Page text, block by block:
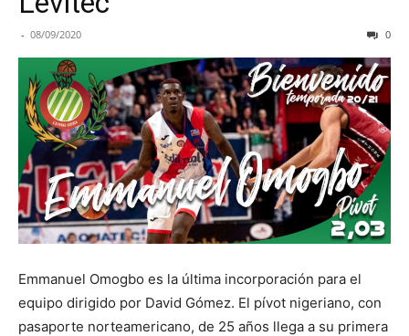
- 08/09/2020 0
Emmanuel Omogbo es la última incorporación para el
equipo dirigido por David Gómez. El pívot nigeriano, con
pasaporte norteamericano, de 25 años llega a su primera